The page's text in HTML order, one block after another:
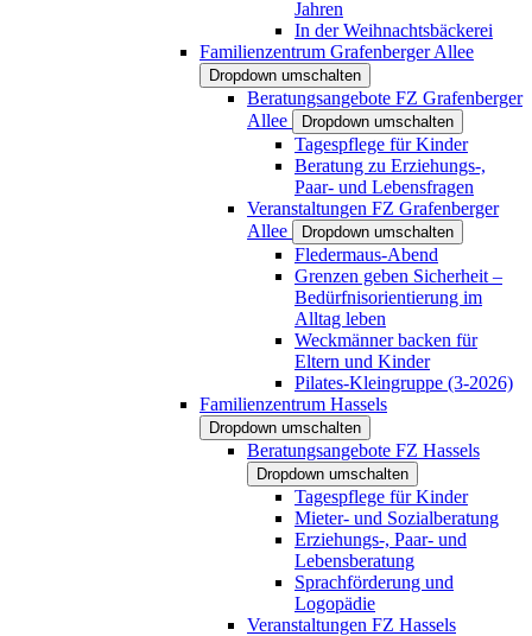
Jahren
In der Weihnachtsbäckerei
Familienzentrum Grafenberger Allee
Dropdown umschalten
Beratungsangebote FZ Grafenberger
Allee
Dropdown umschalten
Tagespflege für Kinder
Beratung zu Erziehungs-,
Paar- und Lebensfragen
Veranstaltungen FZ Grafenberger
Allee
Dropdown umschalten
Fledermaus-Abend
Grenzen geben Sicherheit –
Bedürfnisorientierung im
Alltag leben
Weckmänner backen für
Eltern und Kinder
Pilates-Kleingruppe (3-2026)
Familienzentrum Hassels
Dropdown umschalten
Beratungsangebote FZ Hassels
Dropdown umschalten
Tagespflege für Kinder
Mieter- und Sozialberatung
Erziehungs-, Paar- und
Lebensberatung
Sprachförderung und
Logopädie
Veranstaltungen FZ Hassels